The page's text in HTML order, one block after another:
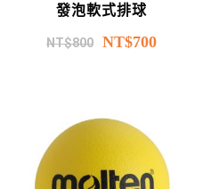
發泡軟式排球
NT$800 NT$700